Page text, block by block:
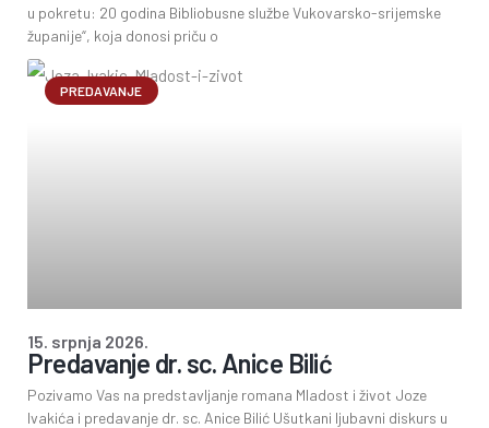
u pokretu: 20 godina Bibliobusne službe Vukovarsko-srijemske
županije“, koja donosi priču o
PREDAVANJE
Predavanje dr. sc. Anice Bilić
Pozivamo Vas na predstavljanje romana Mladost i život Joze
Ivakića i predavanje dr. sc. Anice Bilić Ušutkani ljubavni diskurs u
15. srpnja 2026.